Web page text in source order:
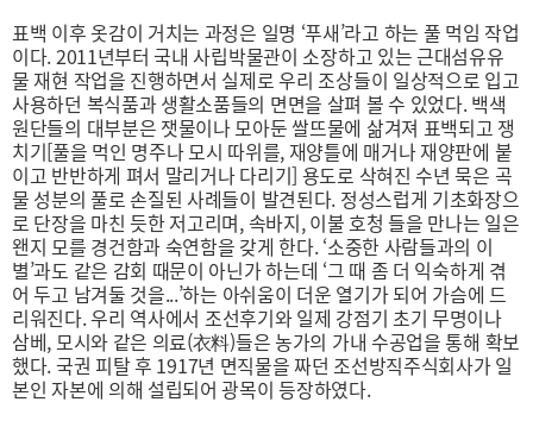
표백 이후 옷감이 거치는 과정은 일명 ‘푸새’라고 하는 풀 먹임 작업
이다. 2011년부터 국내 사립박물관이 소장하고 있는 근대섬유유
물 재현 작업을 진행하면서 실제로 우리 조상들이 일상적으로 입고
사용하던 복식품과 생활소품들의 면면을 살펴 볼 수 있었다. 백색
원단들의 대부분은 잿물이나 모아둔 쌀뜨물에 삶겨져 표백되고 쟁
치기[풀을 먹인 명주나 모시 따위를, 재양틀에 매거나 재양판에 붙
이고 반반하게 펴서 말리거나 다리기] 용도로 삭혀진 수년 묵은 곡
물 성분의 풀로 손질된 사례들이 발견된다. 정성스럽게 기초화장으
로 단장을 마친 듯한 저고리며, 속바지, 이불 호청 들을 만나는 일은
왠지 모를 경건함과 숙연함을 갖게 한다. ‘소중한 사람들과의 이
별’과도 같은 감회 때문이 아닌가 하는데 ‘그 때 좀 더 익숙하게 겪
어 두고 남겨둘 것을...’하는 아쉬움이 더운 열기가 되어 가슴에 드
리워진다.우리 역사에서 조선후기와 일제 강점기 초기 무명이나
삼베, 모시와 같은 의료(衣料)들은 농가의 가내 수공업을 통해 확보
했다. 국권 피탈 후 1917년 면직물을 짜던 조선방직주식회사가 일
본인 자본에 의해 설립되어 광목이 등장하였다.